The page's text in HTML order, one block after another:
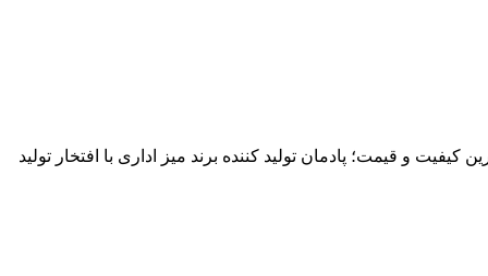
و قیمت؛ پادمان تولید کننده برند میز اداری با افتخار تولید